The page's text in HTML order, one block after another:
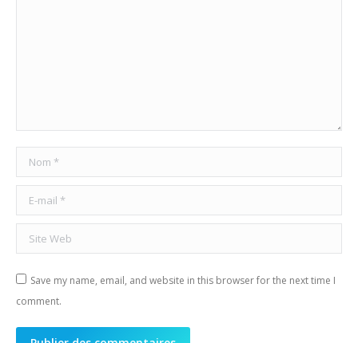
Nom *
E-mail *
Site Web
Save my name, email, and website in this browser for the next time I
comment.